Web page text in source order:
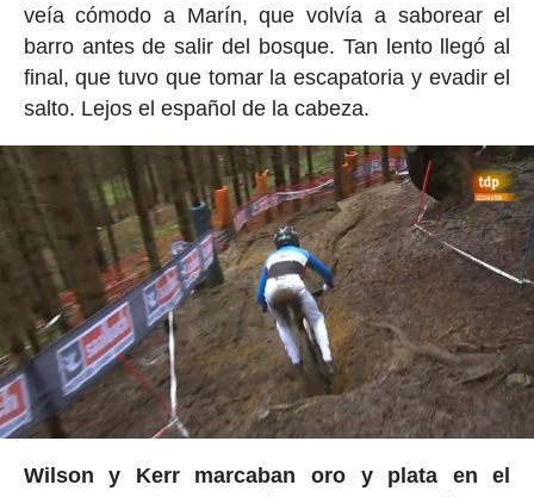
veía cómodo a Marín, que volvía a saborear el
barro antes de salir del bosque. Tan lento llegó al
final, que tuvo que tomar la escapatoria y evadir el
salto. Lejos el español de la cabeza.
Wilson y Kerr marcaban oro y plata en el